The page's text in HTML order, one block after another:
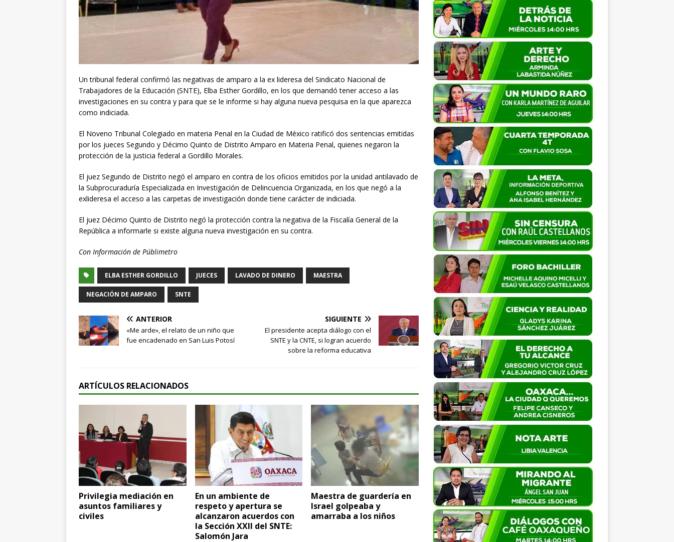
Un tribunal federal confirmó las negativas de amparo a la ex lideresa del Sindicato Nacional de
Trabajadores de la Educación (SNTE), Elba Esther Gordillo, en los que demandó tener acceso a las
investigaciones en su contra y para que se le informe si hay alguna nueva pesquisa en la que aparezca
como indiciada.
El Noveno Tribunal Colegiado en materia Penal en la Ciudad de México ratificó dos sentencias emitidas
por los jueces Segundo y Décimo Quinto de Distrito Amparo en Materia Penal, quienes negaron la
protección de la justicia federal a Gordillo Morales.
El juez Segundo de Distrito negó el amparo en contra de los oficios emitidos por la unidad antilavado de
la Subprocuraduría Especializada en Investigación de Delincuencia Organizada, en los que negó a la
exlideresa el acceso a las carpetas de investigación donde tiene carácter de indiciada.
El juez Décimo Quinto de Distrito negó la protección contra la negativa de la Fiscalía General de la
República a informarle si existe alguna nueva investigación en su contra.
Con Información de Públimetro
ELBA ESTHER GORDILLO JUECES LAVADO DE DINERO MAESTRA
NEGACIÓN DE AMPARO SNTE
ANTERIOR
«Me arde», el relato de un niño que
fue encadenado en San Luis Potosí
SIGUIENTE
El presidente acepta diálogo con el
SNTE y la CNTE, si logran acuerdo
sobre la reforma educativa
ARTÍCULOS RELACIONADOS
Privilegia mediación en
asuntos familiares y
civiles
En un ambiente de
respeto y apertura se
alcanzaron acuerdos con
la Sección XXII del SNTE:
Salomón Jara
Maestra de guardería en
Israel golpeaba y
amarraba a los niños